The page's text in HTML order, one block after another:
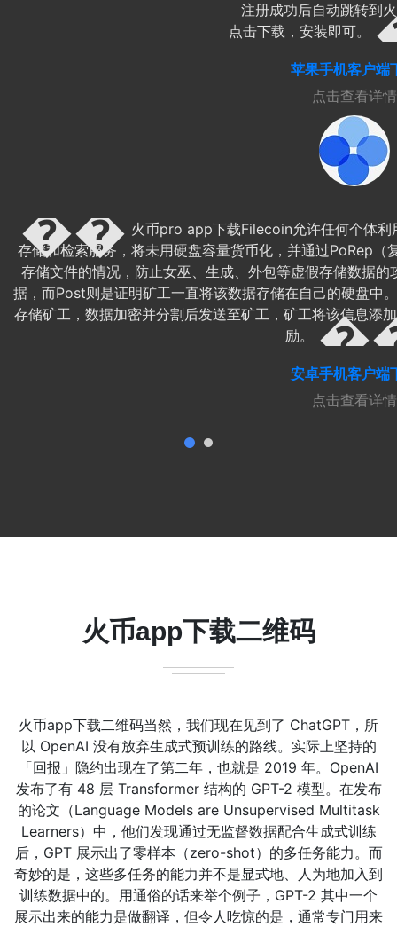
注册成功后自动跳转到
点击下载，安装即可。
苹果手机客户端
点击查看详情
火币pro app下载Filecoin允许任何个体利
存储和检索服务，将未用硬盘容量货币化，并通过PoRep
存储文件的情况，防止女巫、生成、外包等虚假存储数据
据，而Post则是证明矿工一直将该数据存储在自己的硬盘中
存储矿工，数据加密并分割后发送至矿工，矿工将该信息添
励。
安卓手机客户端
点击查看详情
火币app下载二维码
火币app下载二维码当然，我们现在见到了 ChatGPT，所
以 OpenAI 没有放弃生成式预训练的路线。实际上坚持的
「回报」隐约出现在了第二年，也就是 2019 年。OpenAI
发布了有 48 层 Transformer 结构的 GPT-2 模型。在发布
的论文（Language Models are Unsupervised Multitask
Learners）中，他们发现通过无监督数据配合生成式训练
后，GPT 展示出了零样本（zero-shot）的多任务能力。而
奇妙的是，这些多任务的能力并不是显式地、人为地加入到
训练数据中的。用通俗的话来举个例子，GPT-2 其中一个
展示出来的能力是做翻译，但令人吃惊的是，通常专门用来